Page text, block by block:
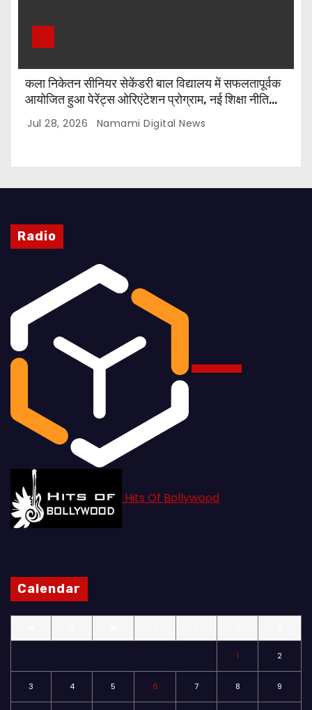
कला निकेतन सीनियर सेकेंडरी बाल विद्यालय में सफलतापूर्वक
आयोजित हुआ पेरेंट्स ओरिएंटेशन प्रोग्राम, नई शिक्षा नीति
और CBSE पाठ्यक्रम पर किया गया मार्गदर्शन
Jul 28, 2026 Namami Digital News
Radio
Hits Of Bollywood
Calendar
1 2
3 4 5 6 7 8 9